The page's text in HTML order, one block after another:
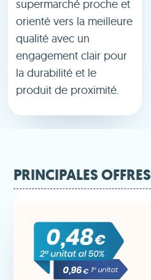
supermarché proche et
orienté vers la meilleure
qualité avec un
engagement clair pour
la durabilité et le
produit de proximité.
PRINCIPALES OFFRES